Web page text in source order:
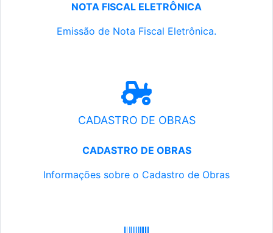
NOTA FISCAL ELETRÔNICA
Emissão de Nota Fiscal Eletrônica.
CADASTRO DE OBRAS
CADASTRO DE OBRAS
Informações sobre o Cadastro de Obras